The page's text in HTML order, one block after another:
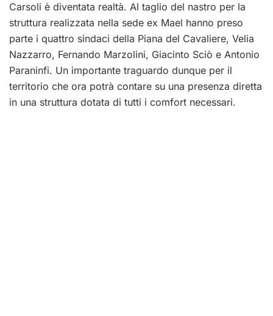
Carsoli è diventata realtà. Al taglio del nastro per la
struttura realizzata nella sede ex Mael hanno preso
parte i quattro sindaci della Piana del Cavaliere, Velia
Nazzarro, Fernando Marzolini, Giacinto Sciò e Antonio
Paraninfi. Un importante traguardo dunque per il
territorio che ora potrà contare su una presenza diretta
in una struttura dotata di tutti i comfort necessari.